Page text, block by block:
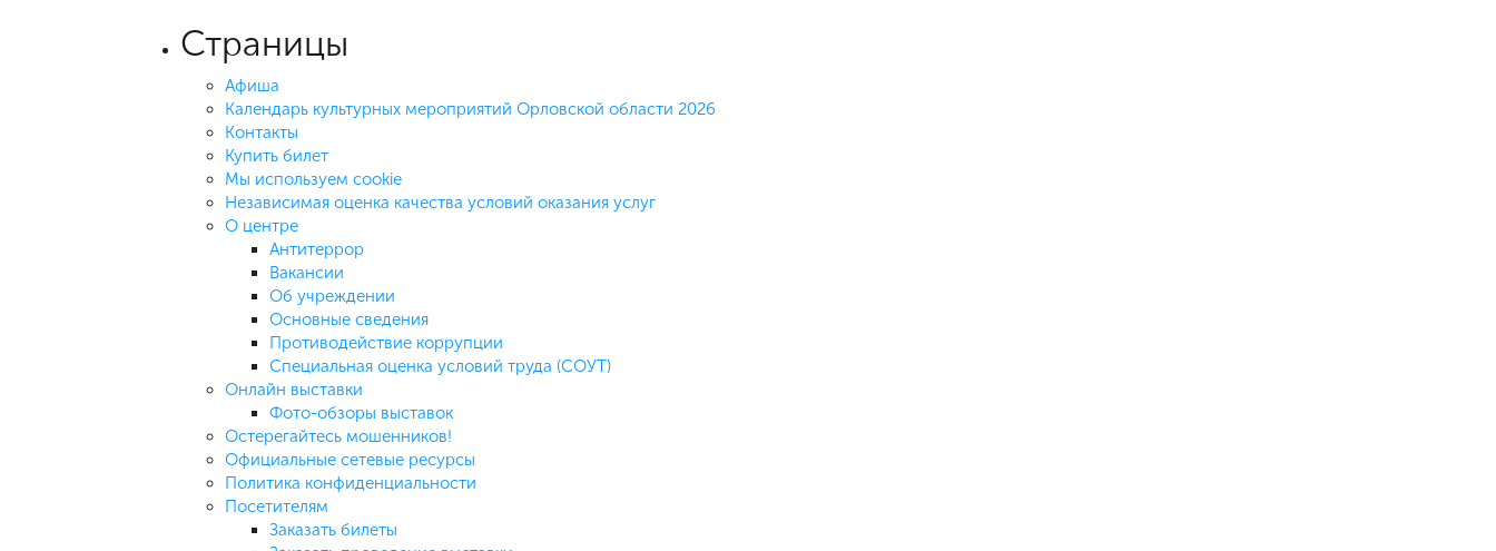
Страницы
Афиша
Календарь культурных мероприятий Орловской области 2026
Контакты
Купить билет
Мы используем cookie
Независимая оценка качества условий оказания услуг
О центре
Антитеррор
Вакансии
Об учреждении
Основные сведения
Противодействие коррупции
Специальная оценка условий труда (СОУТ)
Онлайн выставки
Фото-обзоры выставок
Остерегайтесь мошенников!
Официальные сетевые ресурсы
Политика конфиденциальности
Посетителям
Заказать билеты